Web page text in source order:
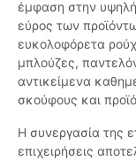
έμφαση στην υψηλή
εύρος των
ευκολοφόρετα
μπλούζες,
αντικείμενα
σκούφους και
Η συνεργασία της
επιχειρήσεις